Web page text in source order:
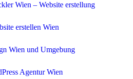
Wien – Website erstellung
erstellen Wien
Wien und Umgebung
Agentur Wien